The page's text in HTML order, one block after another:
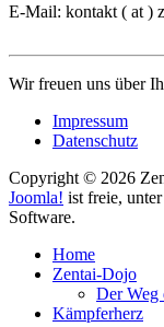
E-Mail: kontakt ( at )
Wir freuen uns über
Impressum
Datenschutz
Copyright © 2026
Joomla! ist freie,
Software.
Home
Zentai-Dojo
Der Weg
Kämpferherz